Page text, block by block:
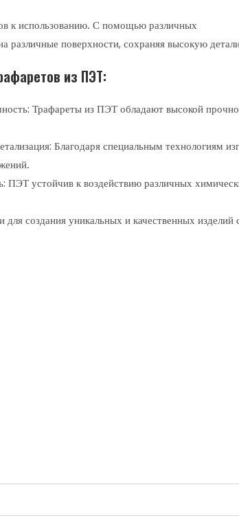
к использованию. С помощью различных
поверхности, сохраняя высокую
из ПЭТ:
Трафареты из ПЭТ обладают высокой
Благодаря специальным технологиям
ПЭТ устойчив к воздействию различных
создания уникальных и качественных